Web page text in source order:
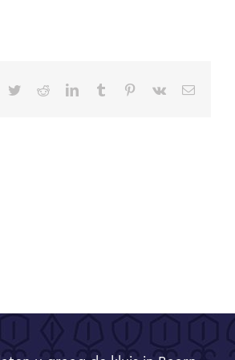
TwitterRedditLinkedInTumblr Pinterest
Vk
E-